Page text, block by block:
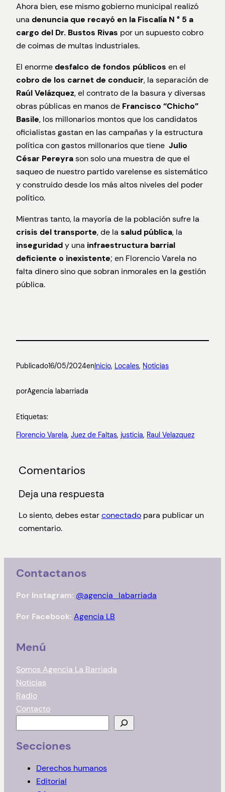
Ahora bien, ese mismo gobierno municipal realizó
una denuncia que recayó en la Fiscalía N ° 5 a
cargo del Dr. Bustos Rivas por un supuesto cobro
de coimas de multas industriales.
El enormedesfalco de fondos públicos en el
cobro de los carnet de conducir, la separación de
Raúl Velázquez, el contrato de la basura y diversas
obras públicas en manos de Francisco “Chicho”
Basile, los millonarios montos que los candidatos
oficialistas gastan en las campañas y la estructura
política con gastos millonarios que tiene Julio
César Pereyrason solo una muestra de que el
saqueo de nuestro partido varelense es sistemático
y construido desde los más altos niveles del poder
político.
Mientras tanto, la mayoría de la población sufre la
crisis del transporte, de la salud pública, la
inseguridady una infraestructura barrial
deficiente o inexistente; en Florencio Varela no
falta dinero sino que sobran inmorales en la gestión
pública.
Publicado16/05/2024enInicio, Locales, Noticias
porAgencia labarriada
Etiquetas:
Florencio Varela, Juez de Faltas, justicia, Raul Velazquez
Comentarios
Deja una respuesta
Lo siento, debes estarconectadopara publicar un
comentario.
Contactanos
Por Instagram: @agencia_labarriada
Por Facebook: Agencia LB
Menú
Somos Agencia La Barriada
Noticias
Radio
Contacto
u
s
Secciones
Derechos humanos
Editorial